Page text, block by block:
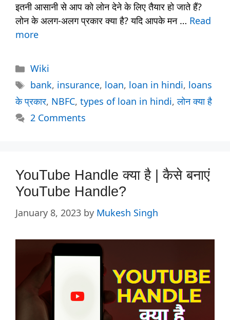
इतनी आसानी से आप को लोन देने के लिए तैयार हो जाते हैं?
लोन के अलग-अलग प्रकार क्या है? यदि आपके मन … Read
more
Categories
Wiki
Tags
bank, insurance, loan, loan in hindi, loans
के प्रकार, NBFC, types of loan in hindi,लोन क्या है
2 Comments
YouTube Handle क्या है | कैसे बनाएं
YouTube Handle?
January 8, 2023 by Mukesh Singh